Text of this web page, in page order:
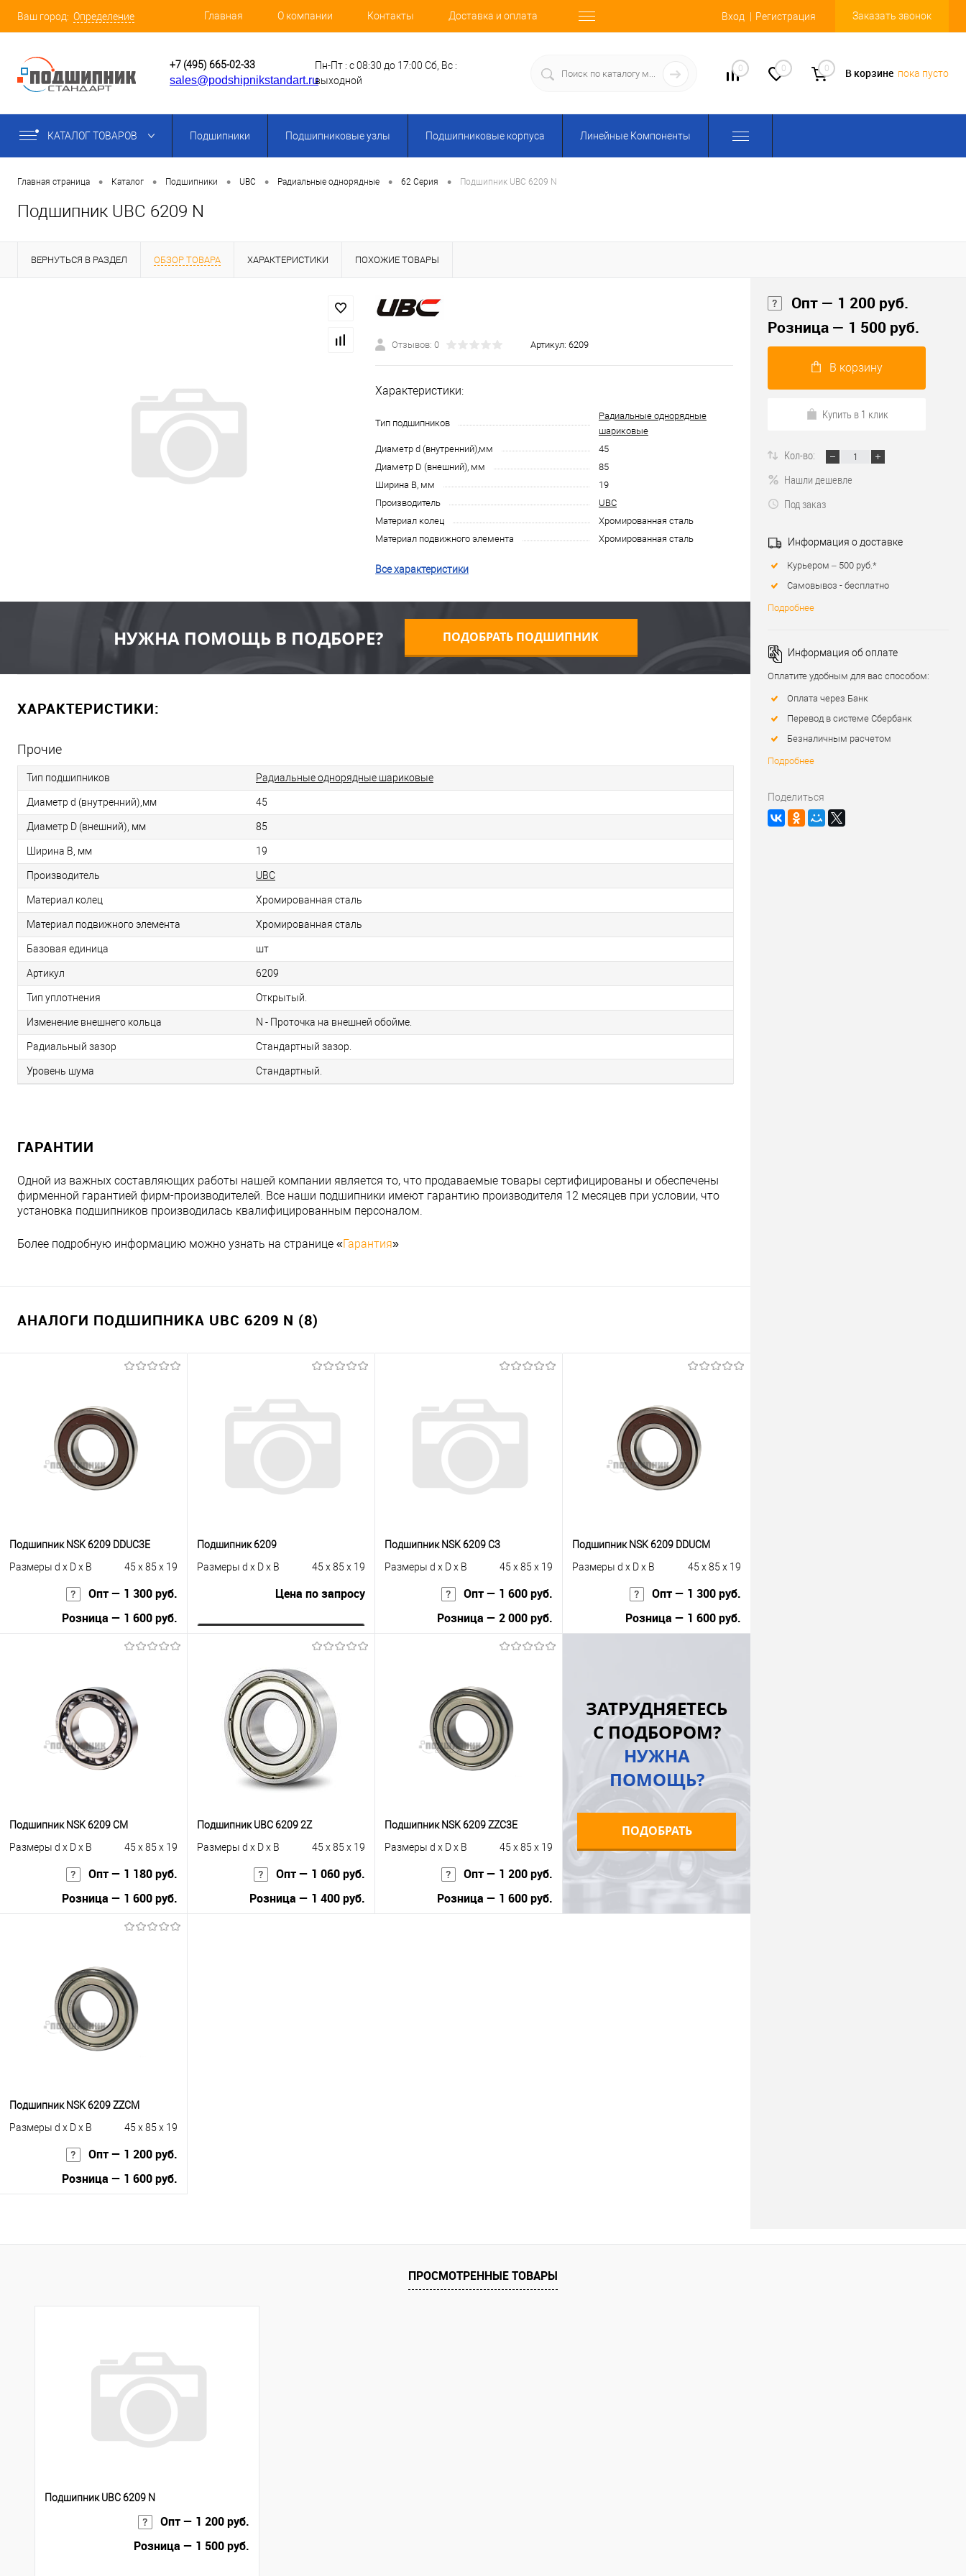
Ваш город: Определение Главная О компании Контакты Доставка и оплата Вход Регистрация Заказать звонок
+7 (495) 665-02-33
sales@podshipnikstandart.ru
Пн-Пт : с 08:30 до 17:00 Сб, Вс :
выходной
0 0 0 В корзине пока пусто
КАТАЛОГ ТОВАРОВ Подшипники Подшипниковые узлы Подшипниковые корпуса Линейные Компоненты
Главная страница • Каталог • Подшипники • UBC • Радиальные однорядные • 62 Серия • Подшипник UBC 6209 N
Подшипник UBC 6209 N
ВЕРНУТЬСЯ В РАЗДЕЛ ОБЗОР ТОВАРА ХАРАКТЕРИСТИКИ ПОХОЖИЕ ТОВАРЫ
Отзывов: 0 Артикул: 6209
Характеристики:
Тип подшипников
Радиальные однорядные
шариковые
Диаметр d (внутренний),мм
45
Диаметр D (внешний), мм
85
Ширина B, мм
19
Производитель
UBC
Материал колец
Хромированная сталь
Материал подвижного элемента
Хромированная сталь
Все характеристики
НУЖНА ПОМОЩЬ В ПОДБОРЕ? ПОДОБРАТЬ ПОДШИПНИК
ХАРАКТЕРИСТИКИ:
Прочие
Тип подшипников Радиальные однорядные шариковые
Диаметр d (внутренний),мм 45
Диаметр D (внешний), мм 85
Ширина B, мм 19
Производитель UBC
Материал колец Хромированная сталь
Материал подвижного элемента Хромированная сталь
Базовая единица шт
Артикул 6209
Тип уплотнения Открытый.
Изменение внешнего кольца N - Проточка на внешней обойме.
Радиальный зазор Стандартный зазор.
Уровень шума Стандартный.
ГАРАНТИИ
Одной из важных составляющих работы нашей компании является то, что продаваемые товары сертифицированы и обеспечены
фирменной гарантией фирм-производителей. Все наши подшипники имеют гарантию производителя 12 месяцев при условии, что
установка подшипников производилась квалифицированным персоналом.
Более подробную информацию можно узнать на странице «Гарантия»
АНАЛОГИ ПОДШИПНИКА UBC 6209 N (8)
Подшипник NSK 6209 DDUC3E
Размеры d x D x B
45 x 85 x 19
Опт — 1 300 руб.
Розница — 1 600 руб.
Купить в 1 клик
К сравнению
В избранное
Под заказ
Подшипник 6209
Размеры d x D x B
45 x 85 x 19
Цена по запросу
Запросить цену
Купить в 1 клик
К сравнению
В избранное
Под заказ
Подшипник NSK 6209 C3
Размеры d x D x B
45 x 85 x 19
Опт — 1 600 руб.
Розница — 2 000 руб.
Купить в 1 клик
К сравнению
В избранное
Под заказ
Подшипник NSK 6209 DDUCM
Размеры d x D x B
45 x 85 x 19
Опт — 1 300 руб.
Розница — 1 600 руб.
Купить в 1 клик
В избранное
Под заказ
Подшипник NSK 6209 CM
Размеры d x D x B
45 x 85 x 19
Опт — 1 180 руб.
Розница — 1 600 руб.
Купить в 1 клик
К сравнению
В избранное
Под заказ
Подшипник UBC 6209 2Z
Размеры d x D x B
45 x 85 x 19
Опт — 1 060 руб.
Розница — 1 400 руб.
Подшипник NSK 6209 ZZC3E
Размеры d x D x B
45 x 85 x 19
Опт — 1 200 руб.
Розница — 1 600 руб.
ЗАТРУДНЯЕТЕСЬ
С ПОДБОРОМ?
НУЖНА
ПОМОЩЬ?
ПОДОБРАТЬ
Подшипник NSK 6209 ZZCM
Размеры d x D x B
45 x 85 x 19
Опт — 1 200 руб.
Розница — 1 600 руб.
Опт — 1 200 руб.
Розница — 1 500 руб.
В корзину
Купить в 1 клик
Кол-во:
Нашли дешевле
Под заказ
Информация о доставке
Курьером – 500 руб.*
Самовывоз - бесплатно
Подробнее
Информация об оплате
Оплатите удобным для вас способом:
Оплата через Банк
Перевод в системе Сбербанк
Безналичным расчетом
Подробнее
Поделиться
ПРОСМОТРЕННЫЕ ТОВАРЫ
Подшипник UBC 6209 N
Опт — 1 200 руб.
Розница — 1 500 руб.